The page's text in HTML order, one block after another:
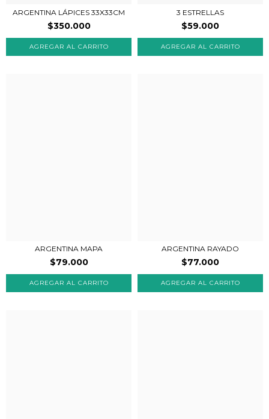
ARGENTINA LÁPICES 33X33CM
$350.000
3 ESTRELLAS
$59.000
ARGENTINA MAPA
$79.000
ARGENTINA RAYADO
$77.000